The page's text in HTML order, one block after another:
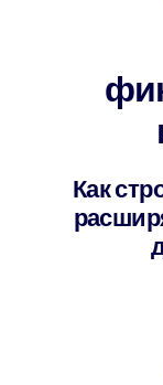
POR SISTEMA
Para LMS/LXP
Leve
Para
Enriqueça sua
negócios
estruturado
Как